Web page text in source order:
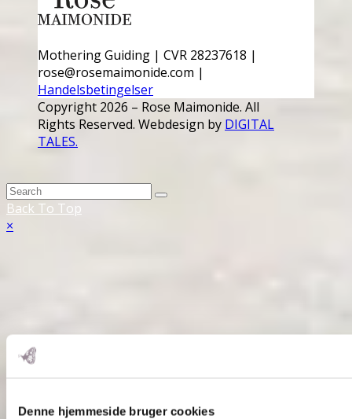
Denne hjemmeside bruger cookies
Mothering Guiding | CVR 28237618 |
rose@rosemaimonide.com |
Handelsbetingelser
Copyright 2026 – Rose Maimonide. All
Rights Reserved. Webdesign by DIGITAL
TALES.
Back To Top
×